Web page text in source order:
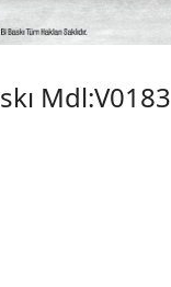
Mdl:V0183